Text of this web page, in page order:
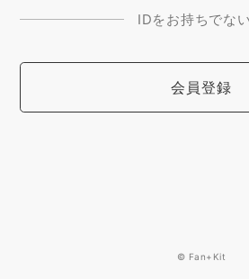
IDをお持ちでな
会員登録
© Fan+Kit